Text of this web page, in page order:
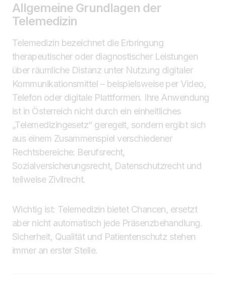
Allgemeine Grundlagen der
Telemedizin
Telemedizin bezeichnet die Erbringung
therapeutischer oder diagnostischer Leistungen
über räumliche Distanz unter Nutzung digitaler
Kommunikationsmittel – beispielsweise per Video,
Telefon oder digitale Plattformen. Ihre Anwendung
ist in Österreich nicht durch ein einheitliches
„Telemedizingesetz“ geregelt, sondern ergibt sich
aus einem Zusammenspiel verschiedener
Rechtsbereiche: Berufsrecht,
Sozialversicherungsrecht, Datenschutzrecht und
teilweise Zivilrecht.
Wichtig ist: Telemedizin bietet Chancen, ersetzt
aber nicht automatisch jede Präsenzbehandlung.
Sicherheit, Qualität und Patientenschutz stehen
immer an erster Stelle.